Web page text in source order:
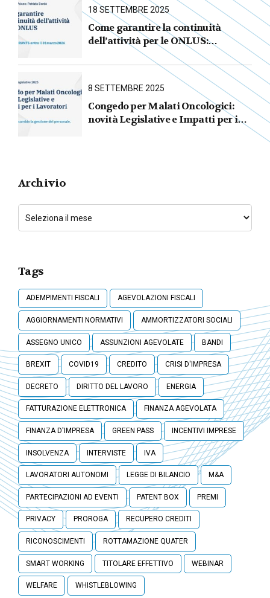
18 SETTEMBRE 2025
Come garantire la continuità
dell’attività per le ONLUS :
iscrizione al RUNTS entro il
31 marzo 2026
8 SETTEMBRE 2025
Congedo per Malati Oncologici:
novità Legislative e Impatti per i
Archivio
Tags
ADEMPIMENTI FISCALI AGEVOLAZIONI FISCALI
AGGIORNAMENTI NORMATIVI AMMORTIZZATORI SOCIALI
ASSEGNO UNICO ASSUNZIONI AGEVOLATE BANDI
BREXIT COVID19 CREDITO CRISI D'IMPRESA
DECRETO DIRITTO DEL LAVORO ENERGIA
FATTURAZIONE ELETTRONICA FINANZA AGEVOLATA
FINANZA D'IMPRESA GREEN PASS INCENTIVI IMPRESE
INSOLVENZA INTERVISTE IVA
LAVORATORI AUTONOMI LEGGE DI BILANCIO M&A
PARTECIPAZIONI AD EVENTI PATENT BOX PREMI
PRIVACY PROROGA RECUPERO CREDITI
RICONOSCIMENTI ROTTAMAZIONE QUATER
SMART WORKING TITOLARE EFFETTIVO WEBINAR
WELFARE WHISTLEBLOWING